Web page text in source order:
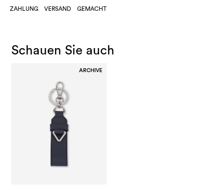
ZAHLUNG VERSAND GEMACHT
Schauen Sie auch
ARCHIVE